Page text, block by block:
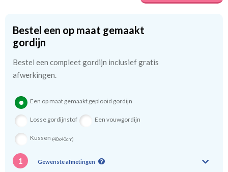
eerst een knipstaaltje.
Zo weet u precies met welke kleur en kwaliteit uw gordijnen
worden gemaakt.
Tip:Laat voor aangename verduistering en isolatie de
Bestel een op maat gemaakt
gordijn
Bestel een compleet gordijn inclusief gratis
afwerkingen.
Een op maat gemaakt geplooid gordijn
Losse gordijnstof Een vouwgordijn
Kussen (40x40cm)
1 Gewenste afmetingen